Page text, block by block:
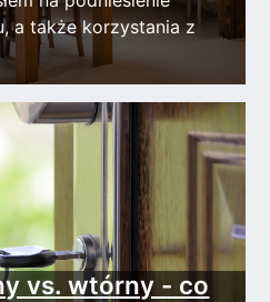
a także korzystania z
vs. wtórny - co